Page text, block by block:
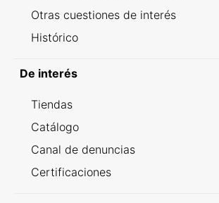
Otras cuestiones de interés
Histórico
De interés
Tiendas
Catálogo
Canal de denuncias
Certificaciones